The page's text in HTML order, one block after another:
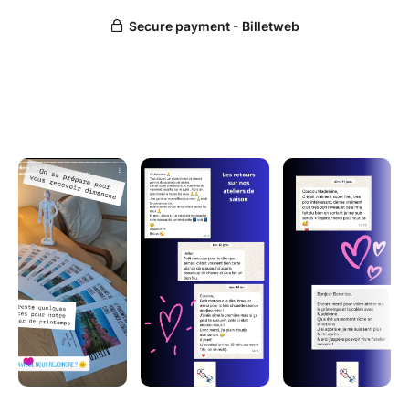
nourrir le lien.
de son émotion dans la sécurité.
Inclus : goûter convivial et rafraîchissant pour
échanger et déguster !
Places limitées pour garantir la qualité des
échanges.
Lieu : Cabinet La Sémilla – Paris 10 (proche
Gare du Nord)
Tarif : 55€
Durée : 3h
Duo d'expertes : Madeleine Leveque,